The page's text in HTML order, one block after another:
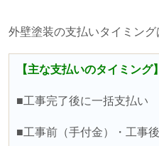
外壁塗装の支払いタイミング
【主な支払いのタイミング】
■工事完了後に一括支払い
■工事前（手付金）・工事